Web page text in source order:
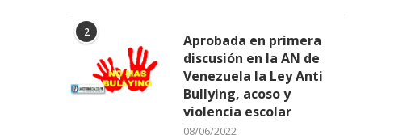
2
Aprobada en primera
discusión en la AN de
Venezuela la Ley Anti
Bullying, acoso y
violencia escolar
08/06/2022